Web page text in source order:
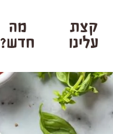
קצת
עלינו
מה
חדש?